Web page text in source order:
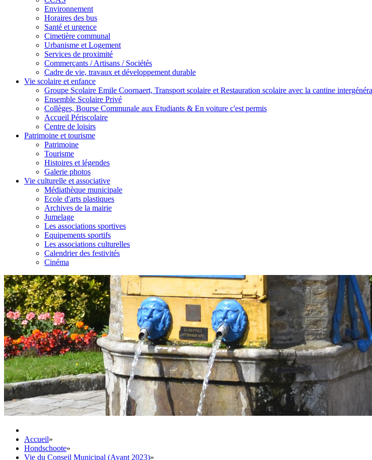
Environnement
Horaires des bus
Santé et urgence
Cimetière communal
Urbanisme et Logement
Services de proximité
Commerçants / Artisans / Sociétés
Cadre de vie, travaux et développement durable
Vie scolaire et enfance
Groupe Scolaire Emile Coornaert, Transport scolaire et Restauration scolaire avec la cantine
Ensemble Scolaire Privé
Collèges, Bourse Communale aux Etudiants & En voiture c'est permis
Accueil Périscolaire
Centre de loisirs
Patrimoine et tourisme
Patrimoine
Tourisme
Histoires et légendes
Galerie photos
Vie culturelle et associative
Médiathèque municipale
Ecole d'arts plastiques
Archives de la mairie
Jumelage
Les associations sportives
Equipements sportifs
Les associations culturelles
Calendrier des festivités
Cinéma
Accueil»
Hondschoote»
Vie du Conseil Municipal (Avant 2023)»